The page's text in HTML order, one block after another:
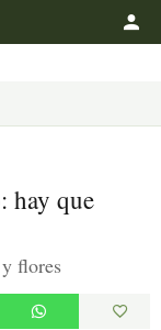
hay que
flores